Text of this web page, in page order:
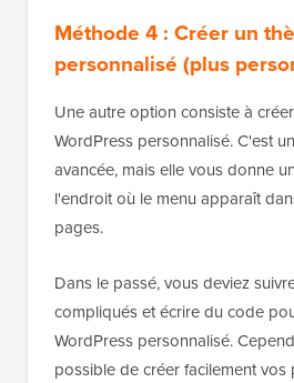
Méthode 4 : Créer un
personnalisé (plus
Une autre option consiste à
WordPress personnalisé. C'est
avancée, mais elle vous donne
l'endroit où le menu apparaît
pages.
Dans le passé, vous deviez
compliqués et écrire du code
WordPress personnalisé.
possible de créer facilement vos